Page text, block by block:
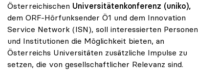
Österreichischen Universitätenkonferenz (uniko),
dem ORF-Hörfunksender Ö1 und dem Innovation
Service Network (ISN), soll interessierten Personen
und Institutionen die Möglichkeit bieten, an
Österreichs Universitäten zusätzliche Impulse zu
setzen, die von gesellschaftlicher Relevanz sind.